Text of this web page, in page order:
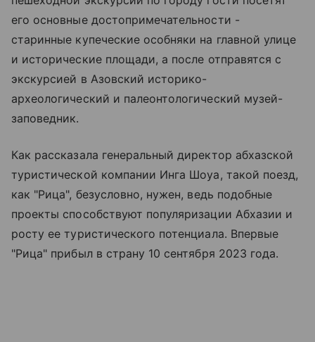
его основные достопримечательности -
старинные купеческие особняки на главной улице
и исторические площади, а после отправятся с
экскурсией в Азовский историко-
археологический и палеонтологический музей-
заповедник.
Как рассказала генеральный директор абхазской
туристической компании Инга Шоуа, такой поезд,
как "Рица", безусловно, нужен, ведь подобные
проекты способствуют популяризации Абхазии и
росту ее туристического потенциала. Впервые
"Рица" прибыл в страну 10 сентября 2023 года.